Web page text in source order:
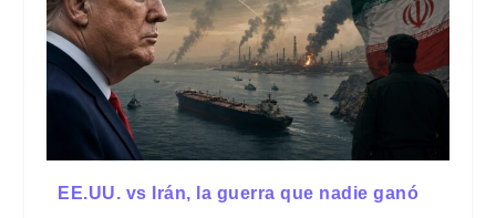
EE.UU. vs Irán, la guerra que nadie ganó